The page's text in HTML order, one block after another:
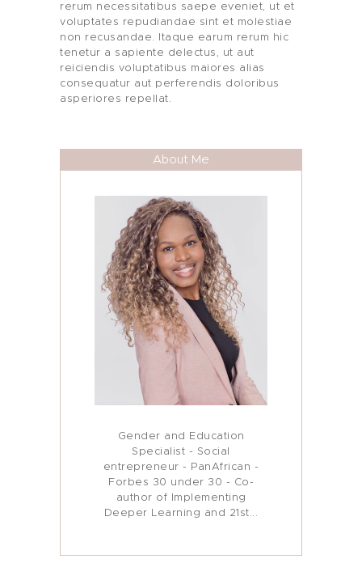
Who I Am
Women’s Empowerment
My Journey
In Media…
My Blog
rerum necessitatibus saepe eveniet, ut et
voluptates repudiandae sint et molestiae
non recusandae. Itaque earum rerum hic
tenetur a sapiente delectus, ut aut
reiciendis voluptatibus maiores alias
consequatur aut perferendis doloribus
asperiores repellat.
About Me
Gender and Education
Specialist - Social
entrepreneur - PanAfrican -
Forbes 30 under 30 - Co-
author of Implementing
Deeper Learning and 21st...